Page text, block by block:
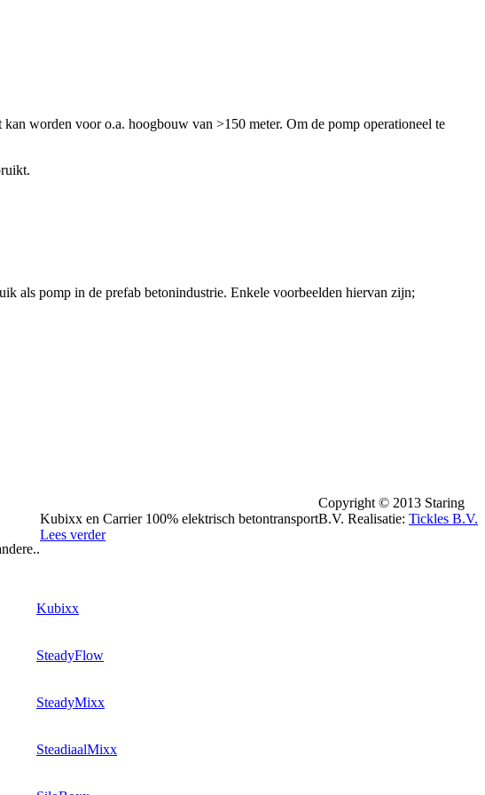
worden voor o.a. hoogbouw van >150 meter. Om de pomp operationeel te
als pomp in de prefab betonindustrie. Enkele voorbeelden hiervan zijn;
Kubixx en Carrier 100% elektrisch betontransport
Lees verder
Kubixx
SteadyFlow
SteadyMixx
SteadiaalMixx
Copyright © 2013 Staring
B.V. Realisatie: Tickles B.V.